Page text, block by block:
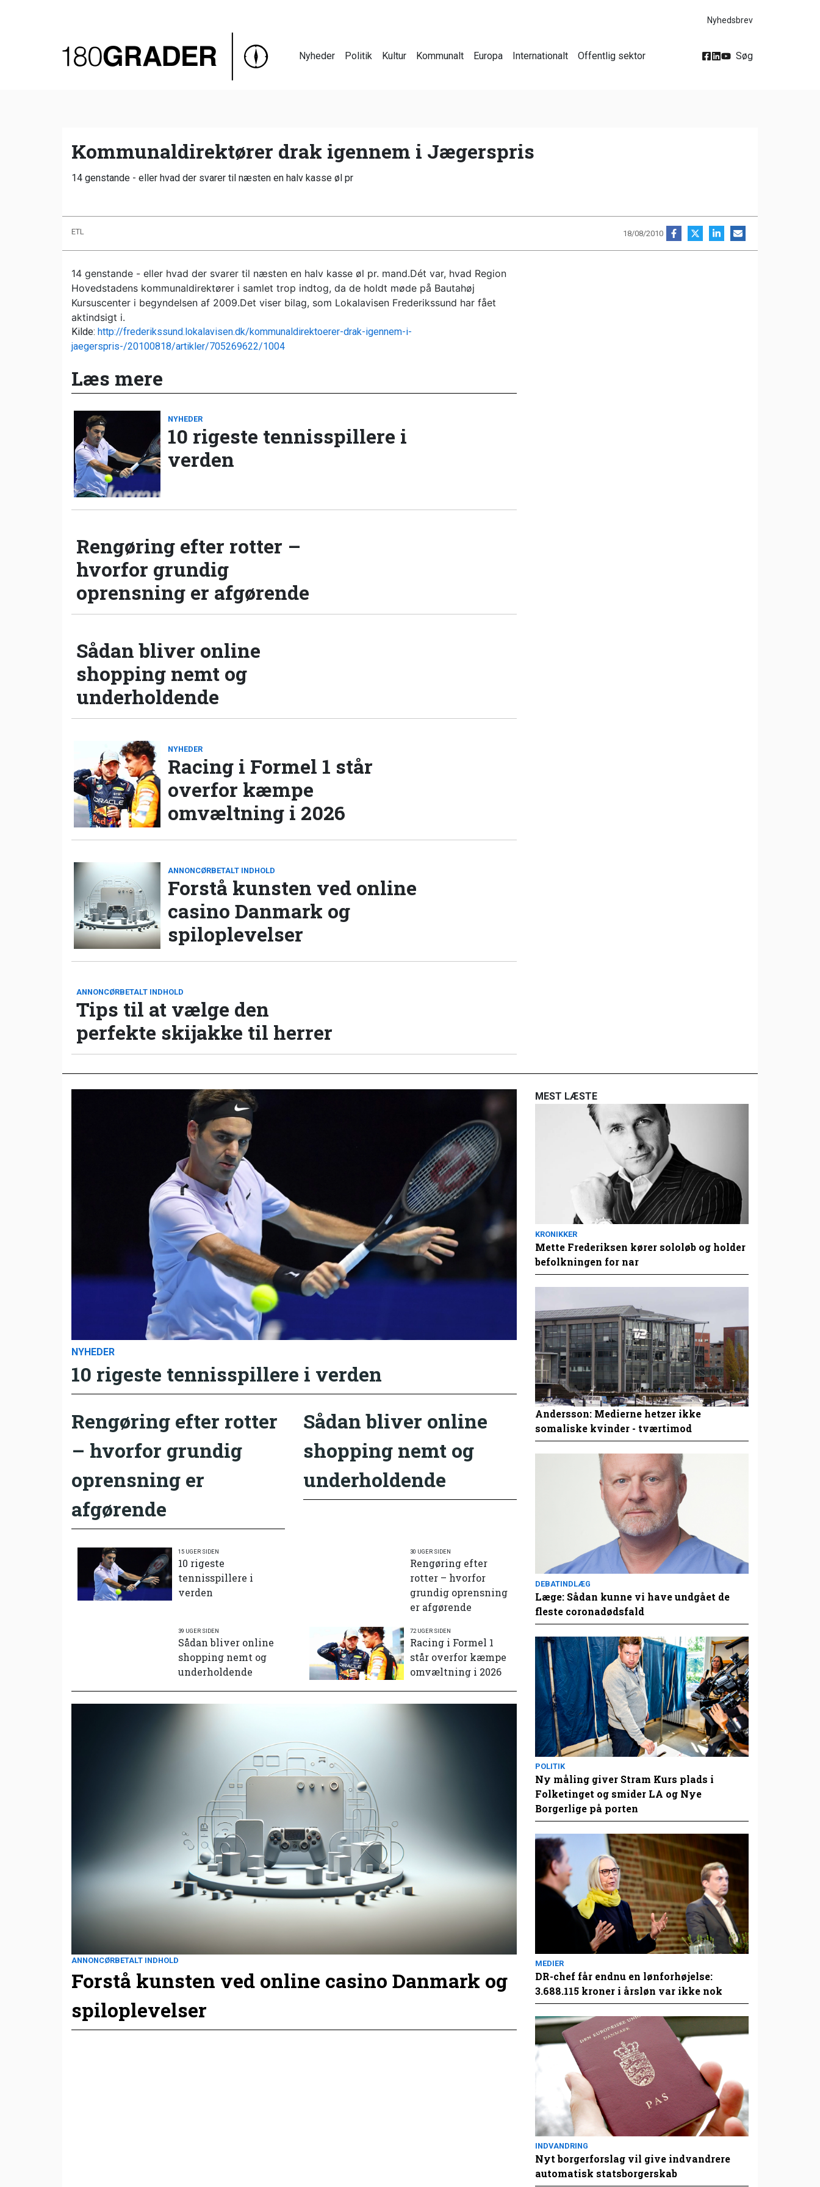
Nyhedsbrev
Nyheder Politik Kultur Kommunalt Europa Internationalt Offentlig sektor Søg
Kommunaldirektører drak igennem i Jægerspris
14 genstande - eller hvad der svarer til næsten en halv kasse øl pr
ETL 18/08/2010
14 genstande - eller hvad der svarer til næsten en halv kasse øl pr. mand.Dét var, hvad Region
Hovedstadens kommunaldirektører i samlet trop indtog, da de holdt møde på Bautahøj
Kursuscenter i begyndelsen af 2009.Det viser bilag, som Lokalavisen Frederikssund har fået
aktindsigt i.
Kilde: http://frederikssund.lokalavisen.dk/kommunaldirektoerer-drak-igennem-i-
jaegerspris-/20100818/artikler/705269622/1004
Læs mere
NYHEDER
10 rigeste tennisspillere i
verden
Rengøring efter rotter –
hvorfor grundig
oprensning er afgørende
Sådan bliver online
shopping nemt og
underholdende
NYHEDER
Racing i Formel 1 står
overfor kæmpe
omvæltning i 2026
ANNONCØRBETALT INDHOLD
Forstå kunsten ved online
casino Danmark og
spiloplevelser
ANNONCØRBETALT INDHOLD
Tips til at vælge den
perfekte skijakke til herrer
NYHEDER
10 rigeste tennisspillere i verden
Rengøring efter rotter
– hvorfor grundig
oprensning er
afgørende
Sådan bliver online
shopping nemt og
underholdende
15 UGER SIDEN
10 rigeste
tennisspillere i
verden
30 UGER SIDEN
Rengøring efter
rotter – hvorfor
grundig oprensning
er afgørende
39 UGER SIDEN
Sådan bliver online
shopping nemt og
underholdende
72 UGER SIDEN
Racing i Formel 1
står overfor kæmpe
omvæltning i 2026
ANNONCØRBETALT INDHOLD
Forstå kunsten ved online casino Danmark og
spiloplevelser
MEST LÆSTE
KRONIKKER
Mette Frederiksen kører sololøb og holder
befolkningen for nar
Andersson: Medierne hetzer ikke
somaliske kvinder - tværtimod
DEBATINDLÆG
Læge: Sådan kunne vi have undgået de
fleste coronadødsfald
POLITIK
Ny måling giver Stram Kurs plads i
Folketinget og smider LA og Nye
Borgerlige på porten
MEDIER
DR-chef får endnu en lønforhøjelse:
3.688.115 kroner i årsløn var ikke nok
INDVANDRING
Nyt borgerforslag vil give indvandrere
automatisk statsborgerskab